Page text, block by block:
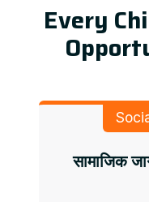
Every
सामाजिक